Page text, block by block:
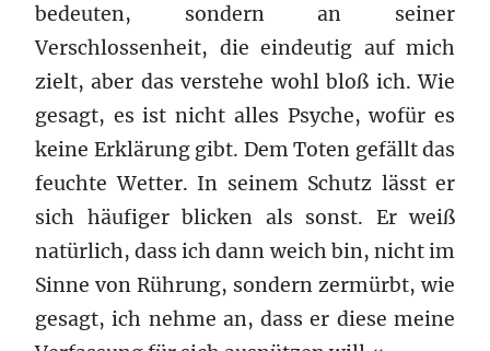
bedeuten, sondern an seiner
Verschlossenheit, die eindeutig auf mich
zielt, aber das verstehe wohl bloß ich. Wie
gesagt, es ist nicht alles Psyche, wofür es
keine Erklärung gibt. Dem Toten gefällt das
feuchte Wetter. In seinem Schutz lässt er
sich häufiger blicken als sonst. Er weiß
natürlich, dass ich dann weich bin, nicht im
Sinne von Rührung, sondern zermürbt, wie
gesagt, ich nehme an, dass er diese meine